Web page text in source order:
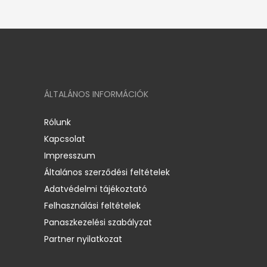
ÁLTALÁNOS INFORMÁCIÓK
Rólunk
Kapcsolat
Impresszum
Általános szerződési feltételek
Adatvédelmi tájékoztató
Felhasználási feltételek
Panaszkezelési szabályzat
Partner nyilatkozat